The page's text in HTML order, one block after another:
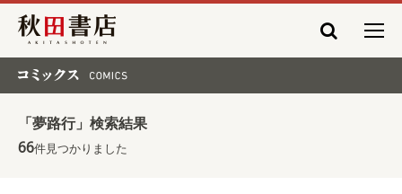
秋田書店
「夢路行」検索結果
66件見つかりました